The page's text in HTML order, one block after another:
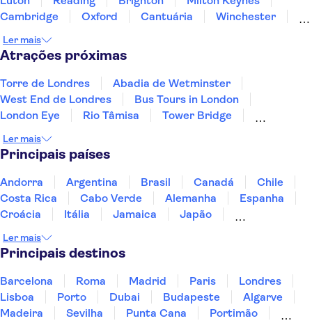
Cambridge
Oxford Cantuária
Winchester
Ler mais
Atrações próximas
Torre de Londres
Abadia de Wetminster
West End de Londres
Bus Tours in London
London Eye
Rio Tâmisa
Tower Bridge
Catedral de São Paulo
Chá da Tarde em Londres (Afternoon Tea)
Teatro Shakespeare's Globe
Cidade Velha de Edimburgo
Palácio de Buckingham
Harry Potter tours from London
Ler mais
Principais países
Andorra Argentina Brasil Canadá
Chile
Costa Rica
Cabo Verde Alemanha
Espanha
Croácia
Itália Jamaica
Japão
Portugal
Singapura
Ler mais
Principais destinos
Barcelona Roma Madrid Paris
Londres
Lisboa
Porto Dubai Budapeste
Algarve
Madeira
Sevilha Punta Cana
Portimão